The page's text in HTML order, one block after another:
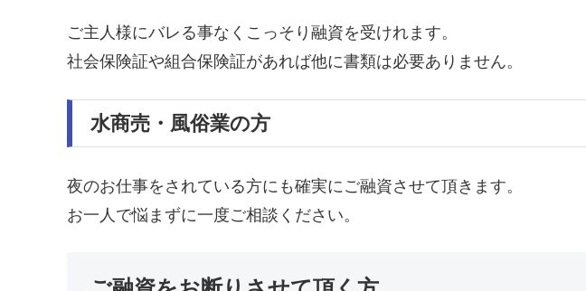
ご主人様にバレる事なくこっそり融資を受けれます。
社会保険証や組合保険証があれば他に書類は必要ありません。
水商売・風俗業の方
夜のお仕事をされている方にも確実にご融資させて頂きます。
お一人で悩まずに一度ご相談ください。